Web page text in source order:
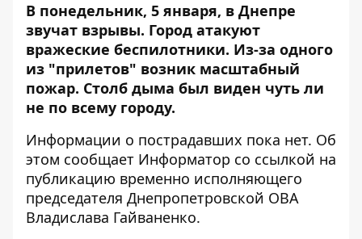
В понедельник, 5 января, в Днепре
звучат взрывы. Город атакуют
вражеские беспилотники. Из-за одного
из "прилетов" возник масштабный
пожар. Столб дыма был виден чуть ли
не по всему городу.
Информации о пострадавших пока нет. Об
этом сообщает Информатор со ссылкой на
публикацию временно исполняющего
председателя Днепропетровской ОВА
Владислава Гайваненко.